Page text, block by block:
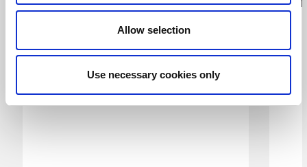
Allow selection
Use necessary cookies only
Åmålskalaset
Newkid, Felicia Takman och Akvarell på